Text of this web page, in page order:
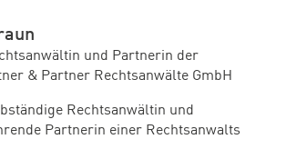
und Partnerin der
& Partner Rechtsanwälte GmbH
Rechtsanwältin und
Partnerin einer Rechtsanwalts